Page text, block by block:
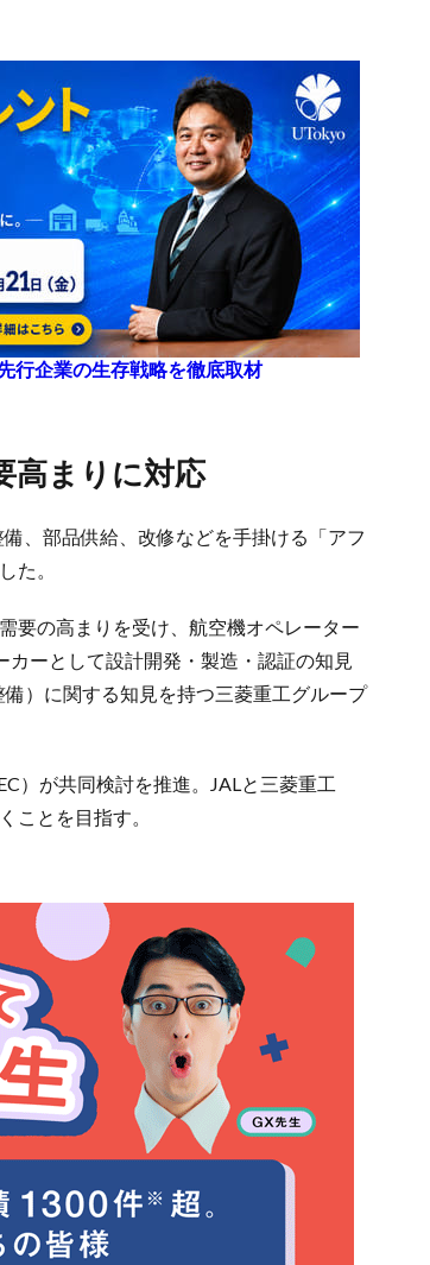
行企業の生存戦略を徹底取材
高まりに対応
、部品供給、改修などを手掛ける「アフ
た。
要の高まりを受け、航空機オペレーター
ーとして設計開発・製造・認証の知見
）に関する知見を持つ三菱重工グループ
）が共同検討を推進。JALと三菱重工
ことを目指す。